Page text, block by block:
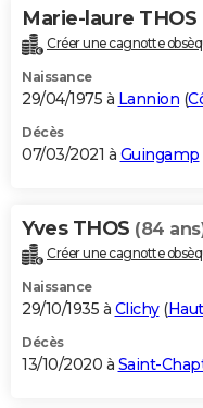
Marie-laure THOS
Créer une cagnotte
Naissance
29/04/1975 à Lannion (
Décès
07/03/2021 à Guingamp
Yves THOS (84
Créer une cagnotte
Naissance
29/10/1935 à Clichy(
Décès
13/10/2020 à Saint-